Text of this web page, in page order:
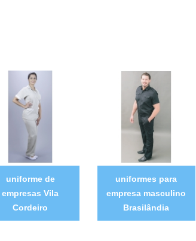
uniforme de
empresas Vila
Cordeiro
uniformes para
empresa masculino
Brasilândia